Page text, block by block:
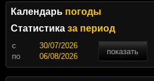
Календарь погоды
Статистика за период
c
показать
по